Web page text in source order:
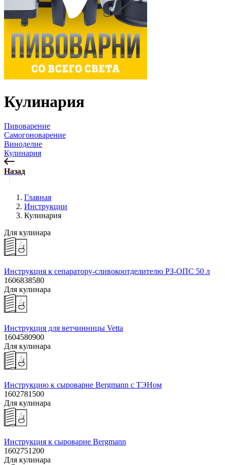
Кулинария
Пивоварение
Самогоноварение
Виноделие
Кулинария
Назад
Главная
Инструкции
Кулинария
Для кулинара
Инструкция к сепаратору-сливокоотделителю РЗ-ОПС 50 л
1606838580
Для кулинара
Инструкция для ветчинницы Vetta
1604580900
Для кулинара
Инструкцию к сыроварне Bergmann с ТЭНом
1602781500
Для кулинара
Инструкция к сыроварне Bergmann
1602751200
Для кулинара